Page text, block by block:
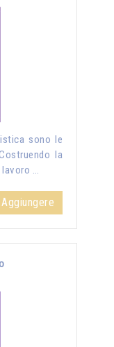
sono le
la
lavoro …
Aggiungere